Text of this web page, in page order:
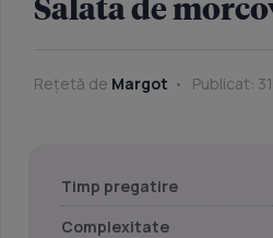
Rețetă de Margot Publicat:
Timp pregatire
Complexitate